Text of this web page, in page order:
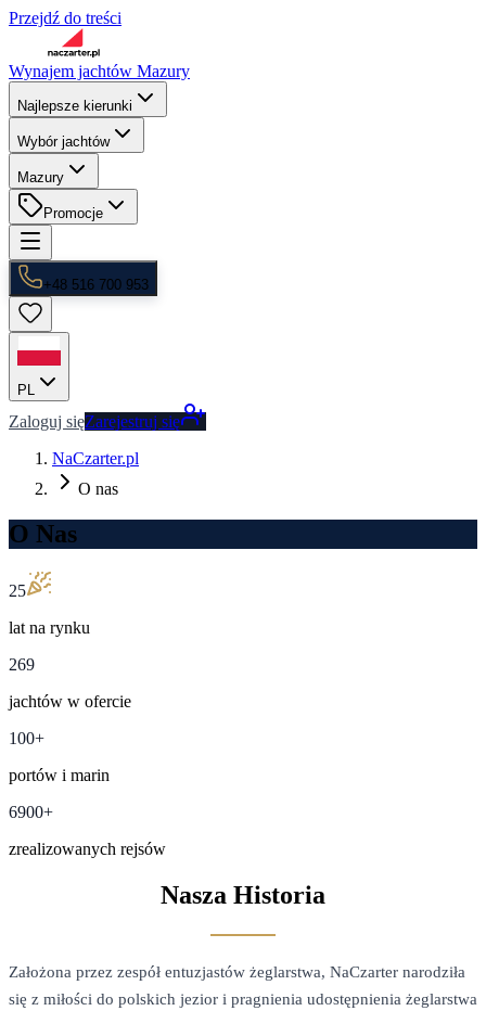
Przejdź do treści
Wynajem jachtów Mazury
Najlepsze kierunki
Wybór jachtów
Mazury
Promocje
+48 516 700 953
PL
Zaloguj sięZarejestruj się
NaCzarter.pl
O nas
O Nas
25
lat na rynku
269
jachtów w ofercie
100+
portów i marin
6900+
zrealizowanych rejsów
Nasza Historia
Założona przez zespół entuzjastów żeglarstwa, NaCzarter narodziła
się z miłości do polskich jezior i pragnienia udostępnienia żeglarstwa